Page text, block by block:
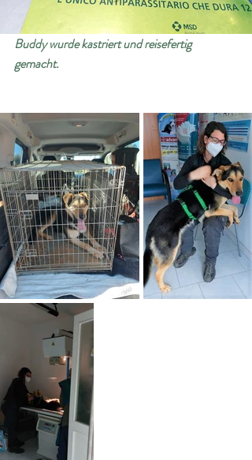
Buddy wurde kastriert und reisefertig
gemacht.